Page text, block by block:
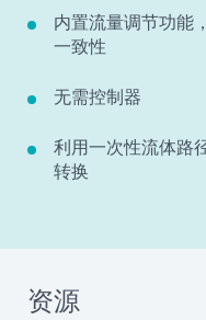
内置流量调节功能
一致性
无需控制器
利用一次性流体路
转换
资源